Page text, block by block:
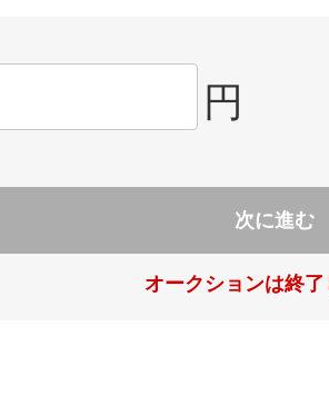
円
次に進む
オークションは終